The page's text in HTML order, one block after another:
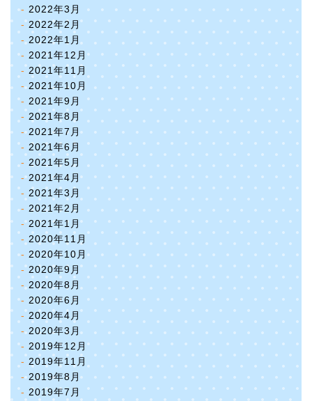
2022年3月
2022年2月
2022年1月
2021年12月
2021年11月
2021年10月
2021年9月
2021年8月
2021年7月
2021年6月
2021年5月
2021年4月
2021年3月
2021年2月
2021年1月
2020年11月
2020年10月
2020年9月
2020年8月
2020年6月
2020年4月
2020年3月
2019年12月
2019年11月
2019年8月
2019年7月